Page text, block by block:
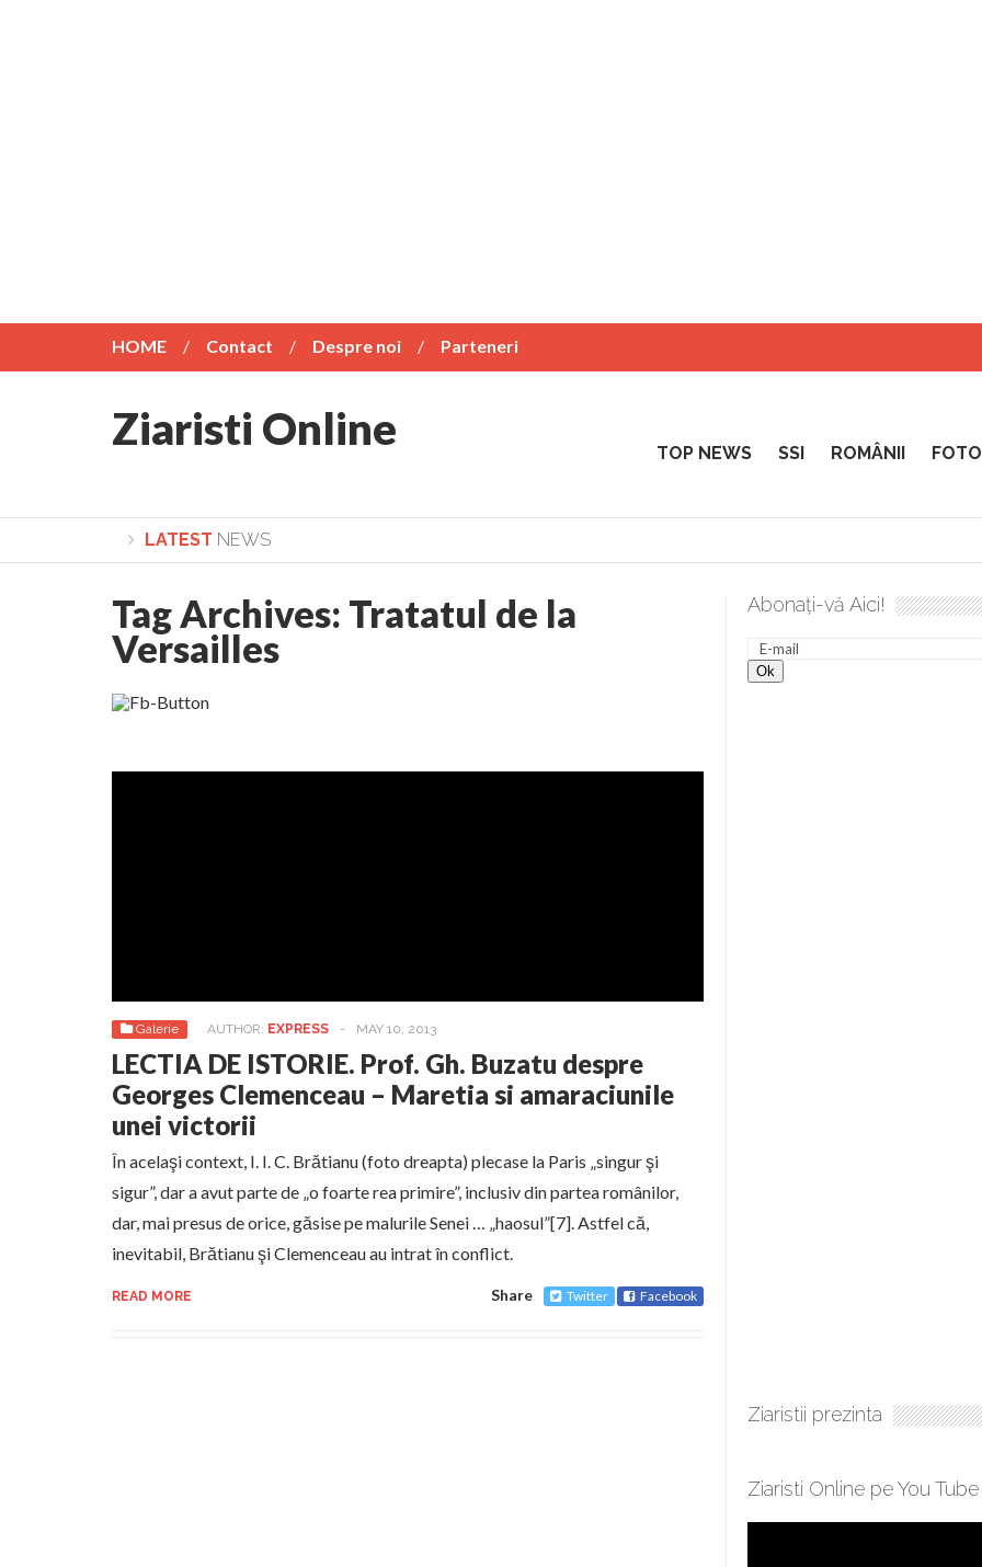
HOME Contact Despre noi Parteneri
Ziaristi Online TOP NEWS SSI ROMÂNII
LATEST NEWS
Lepădarea de sine și urmarea lui Hristos. Calea spre desăvârșire. Gând de duminică de Elena Solunca Moise
Tag Archives: Tratatul de la
Versailles
Galerie AUTHOR: EXPRESS - MAY 10, 2013
LECTIA DE ISTORIE. Prof. Gh. Buzatu despre
Georges Clemenceau – Maretia si amaraciunile
unei victorii
În acelaşi context, I. I. C. Brătianu (foto dreapta) plecase la Paris „singur şi
sigur”, dar a avut parte de „o foarte rea primire”, inclusiv din partea românilor,
dar, mai presus de orice, găsise pe malurile Senei … „haosul”[7]. Astfel că,
inevitabil, Brătianu şi Clemenceau au intrat în conflict.
READ MORE Share Twitter Facebook
Abonați-vă Aici!
Ziaristii prezinta
Ziaristi Online pe You Tube